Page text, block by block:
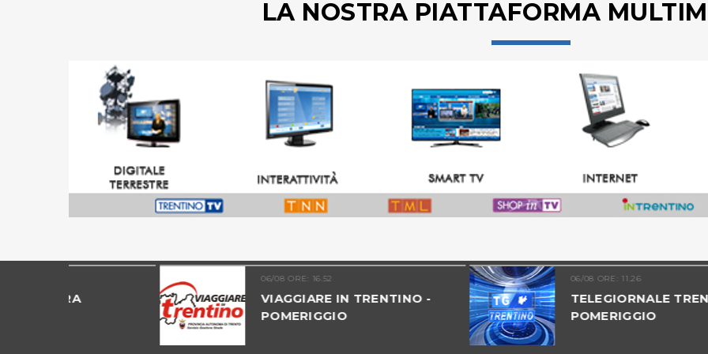
LA NOSTRA PIATTAFORMA
VIAGGIARE IN TRENTINO -
POMERIGGIO
06/08 ORE: 11.26
TELEGIORNALE TRENTINO -
POMERIGGIO